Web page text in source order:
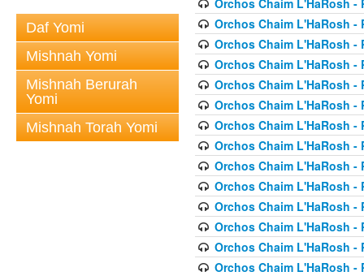
Daf Yomi
Mishnah Yomi
Mishnah Berurah
Yomi
Mishnah Torah Yomi
Orchos Chaim L'HaRosh -
Orchos Chaim L'HaRosh -
Orchos Chaim L'HaRosh -
Orchos Chaim L'HaRosh -
Orchos Chaim L'HaRosh -
Orchos Chaim L'HaRosh -
Orchos Chaim L'HaRosh -
Orchos Chaim L'HaRosh -
Orchos Chaim L'HaRosh -
Orchos Chaim L'HaRosh -
Orchos Chaim L'HaRosh -
Orchos Chaim L'HaRosh -
Orchos Chaim L'HaRosh -
Orchos Chaim L'HaRosh -